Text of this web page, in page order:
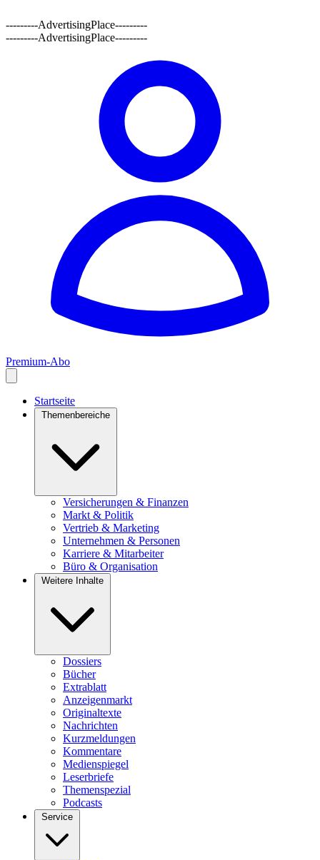
---------AdvertisingPlace---------
---------AdvertisingPlace---------
Premium-Abo
Startseite
Themenbereiche
Versicherungen & Finanzen
Markt & Politik
Vertrieb & Marketing
Unternehmen & Personen
Karriere & Mitarbeiter
Büro & Organisation
Weitere Inhalte
Dossiers
Bücher
Extrablatt
Anzeigenmarkt
Originaltexte
Nachrichten
Kurzmeldungen
Kommentare
Medienspiegel
Leserbriefe
Themenspezial
Podcasts
Service